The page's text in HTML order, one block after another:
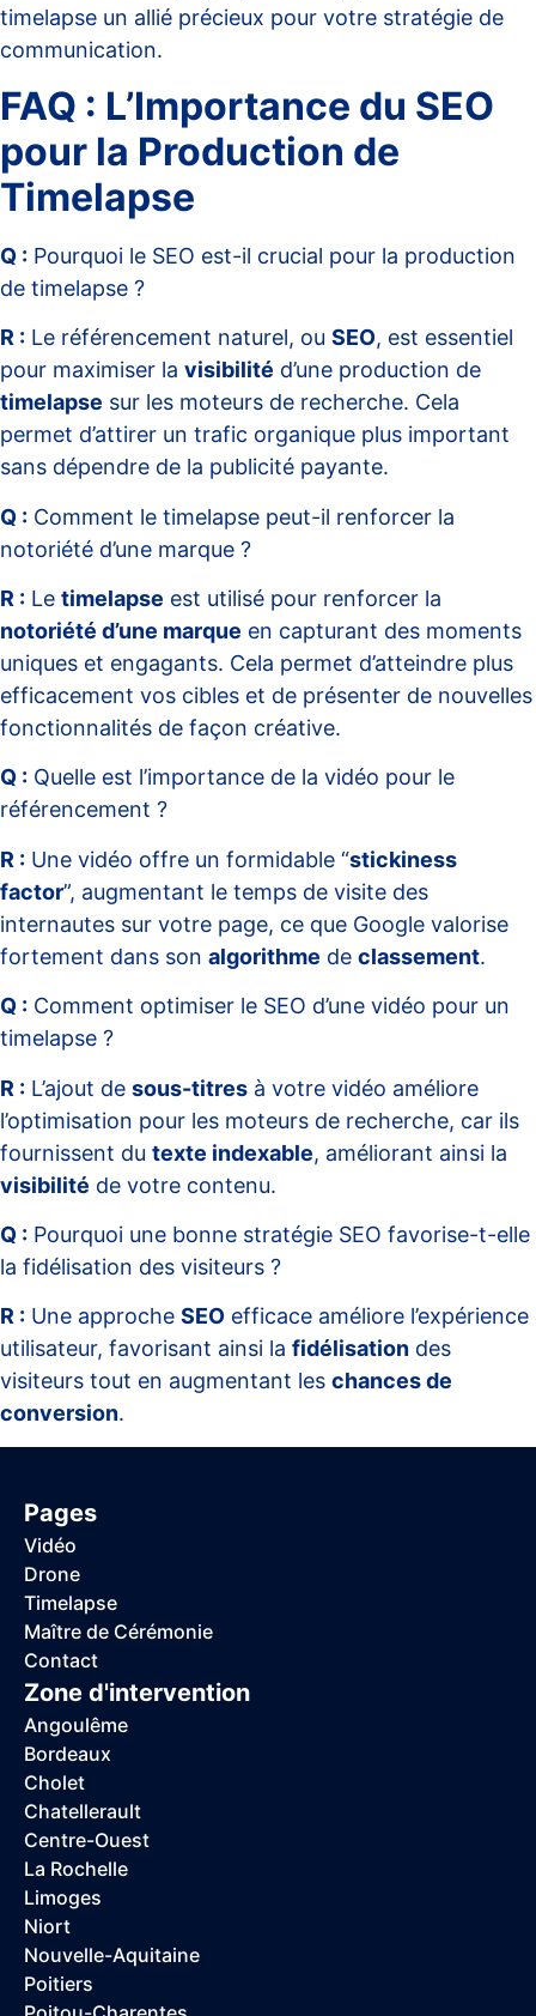
timelapse un allié précieux pour votre stratégie de
communication.
FAQ : L’Importance du SEO
pour la Production de
Timelapse
Q : Pourquoi le SEO est-il crucial pour la production
de timelapse ?
R : Le référencement naturel, ou SEO, est essentiel
pour maximiser la visibilité d’une production de
timelapse sur les moteurs de recherche. Cela
permet d’attirer un trafic organique plus important
sans dépendre de la publicité payante.
Q : Comment le timelapse peut-il renforcer la
notoriété d’une marque ?
R : Le timelapse est utilisé pour renforcer la
notoriété d’une marque en capturant des moments
uniques et engagants. Cela permet d’atteindre plus
efficacement vos cibles et de présenter de nouvelles
fonctionnalités de façon créative.
Q : Quelle est l’importance de la vidéo pour le
référencement ?
R : Une vidéo offre un formidable “stickiness
factor”, augmentant le temps de visite des
internautes sur votre page, ce que Google valorise
fortement dans son algorithme de classement.
Q : Comment optimiser le SEO d’une vidéo pour un
timelapse ?
R : L’ajout de sous-titres à votre vidéo améliore
l’optimisation pour les moteurs de recherche, car ils
fournissent du texte indexable, améliorant ainsi la
visibilité de votre contenu.
Q : Pourquoi une bonne stratégie SEO favorise-t-elle
la fidélisation des visiteurs ?
R : Une approche SEO efficace améliore l’expérience
utilisateur, favorisant ainsi la fidélisation des
visiteurs tout en augmentant les chances de
conversion.
Pages
Vidéo
Drone
Timelapse
Maître de Cérémonie
Contact
Zone d'intervention
Angoulême
Bordeaux
Cholet
Chatellerault
Centre-Ouest
La Rochelle
Limoges
Niort
Nouvelle-Aquitaine
Poitiers